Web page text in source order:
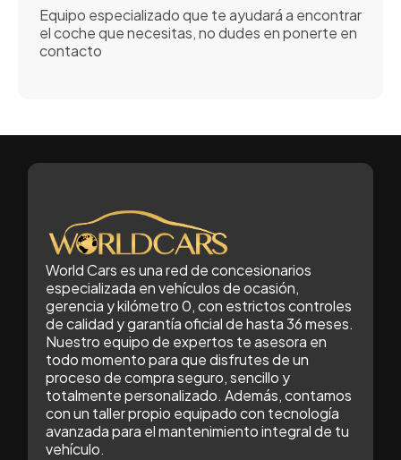
Equipo especializado que te ayudará a encontrar
el coche que necesitas, no dudes en ponerte en
contacto
World Cars es una red de concesionarios
especializada en vehículos de ocasión,
gerencia y kilómetro 0, con estrictos controles
de calidad y garantía oficial de hasta 36 meses.
Nuestro equipo de expertos te asesora en
todo momento para que disfrutes de un
proceso de compra seguro, sencillo y
totalmente personalizado. Además, contamos
con un taller propio equipado con tecnología
avanzada para el mantenimiento integral de tu
vehículo.